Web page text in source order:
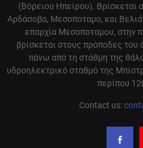
(Βόρειου Ηπείρου). Βρίσκεται
Αρδάσοβα, Μεσοποταμο, και
επαρχία Μεσοποταμου, στην
βρίσκεται στους πρόποδες
πάνω από τη στάθμη της
υδροηλεκτρικό σταθμό της
περίπου
Contact us: